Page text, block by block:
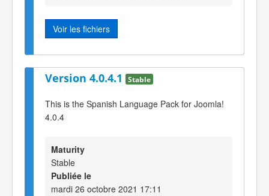
Voir les fichiers
Version 4.0.4.1 Stable
This is the Spanish Language Pack for Joomla!
4.0.4
Maturity
Stable
Publiée le
mardi 26 octobre 2021 17:11